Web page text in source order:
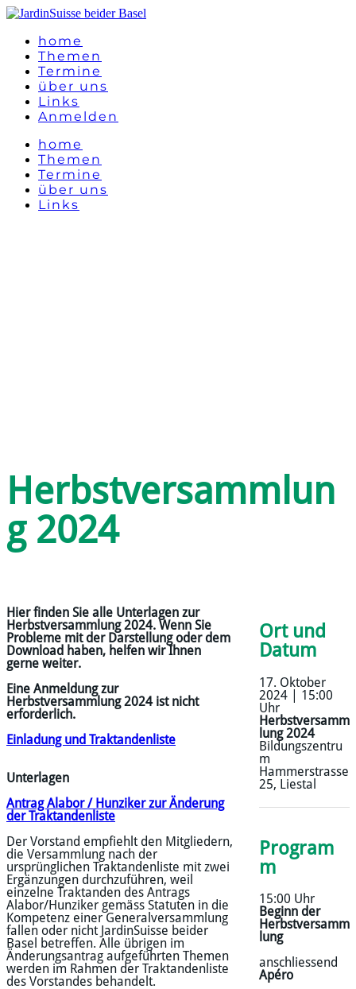
home
Themen
Termine
über uns
Links
Anmelden
home
Themen
Termine
über uns
Links
Herbstversammlun
g 2024
Hier finden Sie alle Unterlagen zur
Herbstversammlung 2024. Wenn Sie
Probleme mit der Darstellung oder dem
Download haben, helfen wir Ihnen
gerne weiter.
Eine Anmeldung zur
Herbstversammlung 2024 ist nicht
erforderlich.
Einladung und Traktandenliste
Unterlagen
Antrag Alabor / Hunziker zur Änderung
der Traktandenliste
Der Vorstand empfiehlt den Mitgliedern,
die Versammlung nach der
ursprünglichen Traktandenliste mit zwei
Ergänzungen durchzuführen, weil
einzelne Traktanden des Antrags
Alabor/Hunziker gemäss Statuten in die
Kompetenz einer Generalversammlung
fallen oder nicht JardinSuisse beider
Basel betreffen. Alle übrigen im
Änderungsantrag aufgeführten Themen
werden im Rahmen der Traktandenliste
des Vorstandes behandelt.
Ort und
Datum
17. Oktober
2024 | 15:00
Uhr
Herbstversamm
lung 2024
Bildungszentru
m
​Hammerstrasse
25, Liestal
Program
m
15:00 Uhr
Beginn der
Herbstversamm
lung
anschliessend
Apéro